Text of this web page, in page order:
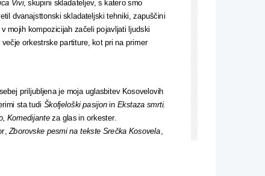
dvanajsttonski skladateljski tehniki, zapuščini
mojih kompozicijah začeli pojavljati ljudski
orkestrske partiture, kot pri na primer
priljubljena je moja uglasbitev Kosovelovih
sta tudi Škofjeloški pasijon in Ekstaza smrti.
Komedijante za glas in orkester.
Zborovske pesmi na tekste Srečka Kosovela